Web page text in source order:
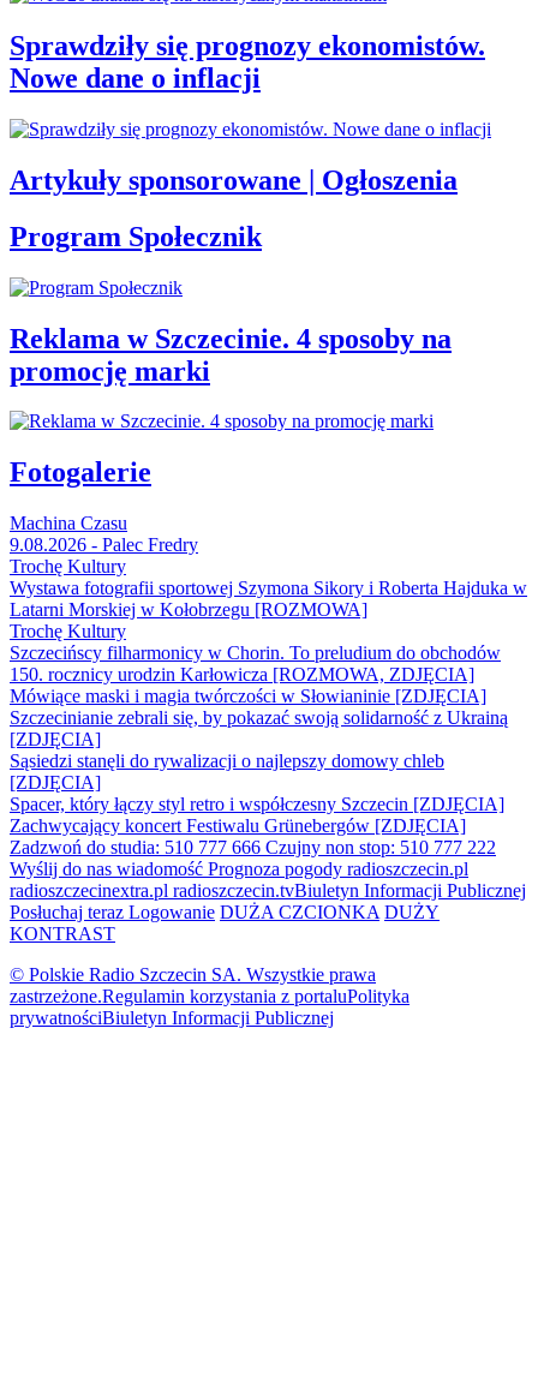
Sprawdziły się prognozy ekonomistów.
Nowe dane o inflacji
Artykuły sponsorowane | Ogłoszenia
Program Społecznik
Reklama w Szczecinie. 4 sposoby na
promocję marki
Fotogalerie
Machina Czasu
9.08.2026 - Palec Fredry
Trochę Kultury
Wystawa fotografii sportowej Szymona Sikory i Roberta Hajduka w
Latarni Morskiej w Kołobrzegu [ROZMOWA]
Trochę Kultury
Szczecińscy filharmonicy w Chorin. To preludium do obchodów
150. rocznicy urodzin Karłowicza [ROZMOWA, ZDJĘCIA]
Mówiące maski i magia twórczości w Słowianinie [ZDJĘCIA]
Szczecinianie zebrali się, by pokazać swoją solidarność z Ukrainą
[ZDJĘCIA]
Sąsiedzi stanęli do rywalizacji o najlepszy domowy chleb
[ZDJĘCIA]
Spacer, który łączy styl retro i współczesny Szczecin [ZDJĘCIA]
Zachwycający koncert Festiwalu Grünebergów [ZDJĘCIA]
Zadzwoń do studia: 510 777 666 Czujny non stop: 510 777 222
Wyślij do nas wiadomość Prognoza pogody radioszczecin.pl
radioszczecinextra.pl radioszczecin.tvBiuletyn Informacji Publicznej
Posłuchaj teraz Logowanie DUŻA CZCIONKA DUŻY
KONTRAST
© Polskie Radio Szczecin SA. Wszystkie prawa
zastrzeżone.Regulamin korzystania z portaluPolityka
prywatnościBiuletyn Informacji Publicznej